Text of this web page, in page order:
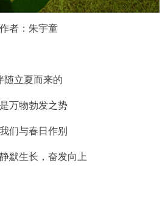
作者：朱宇童
随立夏而来的
万物勃发之势
们与春日作别
默生长，奋发向上